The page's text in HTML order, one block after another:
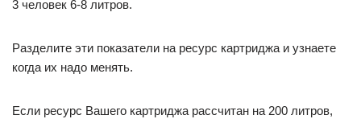
3 человек 6-8 литров.
Разделите эти показатели на ресурс картриджа и узнаете
когда их надо менять.
Если ресурс Вашего картриджа рассчитан на 200 литров,